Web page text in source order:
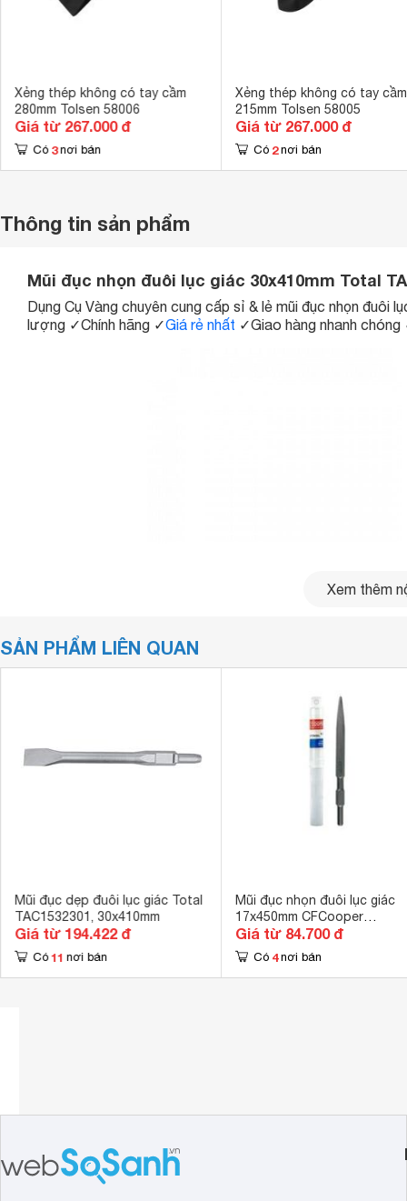
Xẻng thép không có tay cầm
280mm Tolsen 58006
Giá từ 267.000 đ
Có 3 nơi bán
Xẻng thép không có tay cầm
215mm Tolsen 58005
Giá từ 267.000 đ
Có 2 nơi bán
Thông tin sản phẩm
Mũi đục nhọn đuôi lục giác 30x410mm Total
Dụng Cụ Vàng chuyên cung cấp sỉ & lẻ mũi đục nhọn đuôi
lượng ✓Chính hãng ✓Giá rẻ nhất ✓Giao hàng nhanh chóng
sản phẩm của Total có xuất xứ từ Trung Quốc, mẫu mã
gia dụng,…
Xem thêm
SẢN PHẨM LIÊN QUAN
Mũi đục dẹp đuôi lục giác Total
TAC1532301, 30x410mm
Giá từ 194.422 đ
Có 11 nơi bán
Mũi đục nhọn đuôi lục giác
17x450mm CFCooper
CHP17450
Giá từ 84.700 đ
Có 4 nơi bán